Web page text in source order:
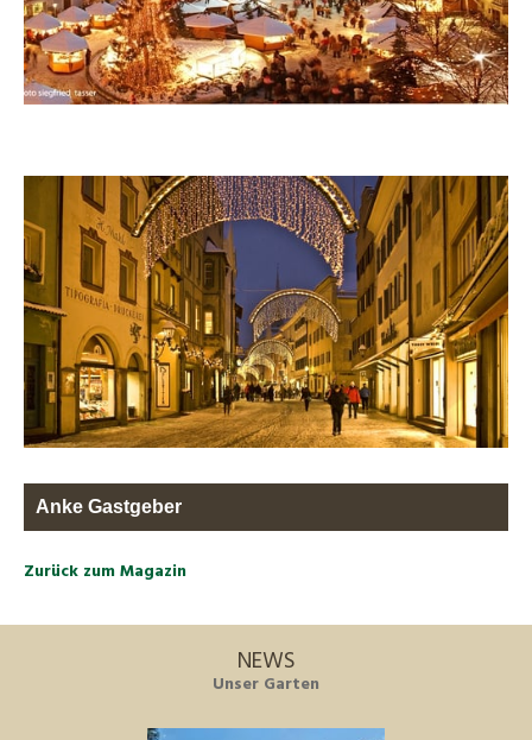
Anke Gastgeber
Zurück zum Magazin
NEWS
Unser Garten